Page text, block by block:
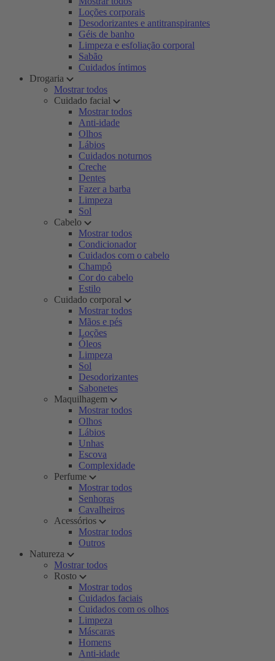
Loções corporais
Desodorizantes e antitranspirantes
Géis de banho
Limpeza e esfoliação corporal
Sabão
Cuidados íntimos
Drogaria
Mostrar todos
Cuidado facial
Mostrar todos
Anti-idade
Olhos
Lábios
Cuidados noturnos
Creche
Dentes
Fazer a barba
Limpeza
Sol
Cabelo
Mostrar todos
Condicionador
Cuidados com o cabelo
Champô
Cor do cabelo
Estilo
Cuidado corporal
Mostrar todos
Mãos e pés
Loções
Óleos
Limpeza
Sol
Desodorizantes
Sabonetes
Maquilhagem
Mostrar todos
Olhos
Lábios
Unhas
Escova
Complexidade
Perfume
Mostrar todos
Senhoras
Cavalheiros
Acessórios
Mostrar todos
Outros
Natureza
Mostrar todos
Rosto
Mostrar todos
Cuidados faciais
Cuidados com os olhos
Limpeza
Máscaras
Homens
Anti-idade